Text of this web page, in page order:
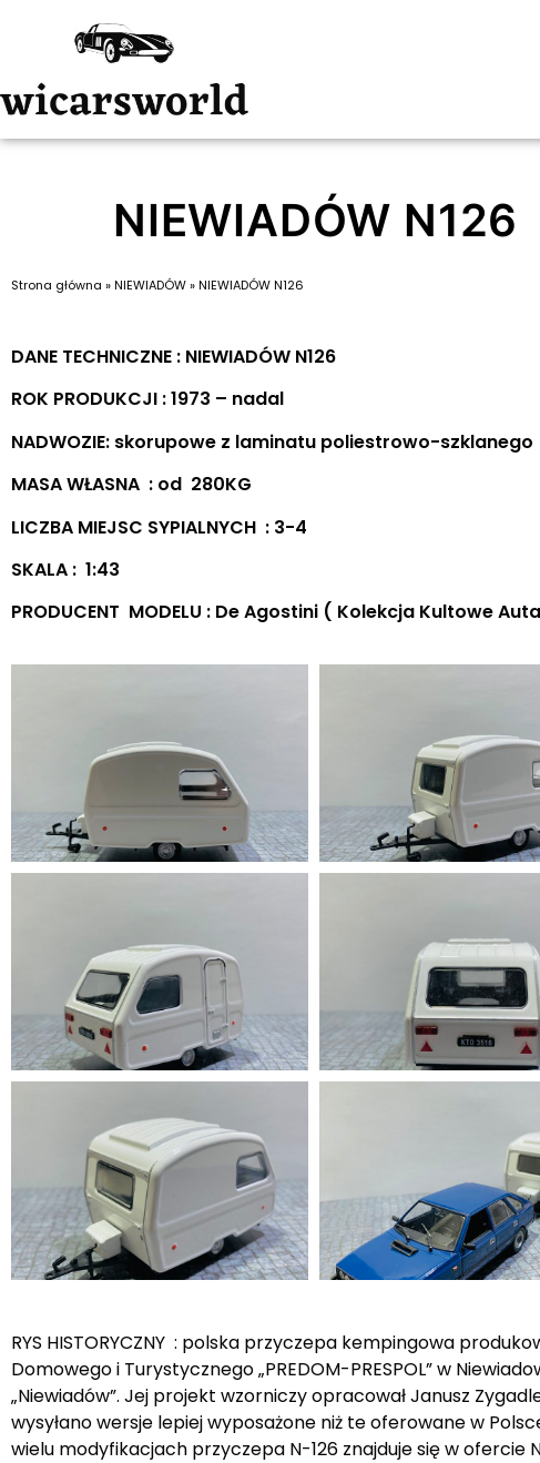
NIEWIADÓW N126
Strona główna »NIEWIADÓW»NIEWIADÓW N126
DANE TECHNICZNE : NIEWIADÓW N126
ROK PRODUKCJI : 1973 – nadal
NADWOZIE: skorupowe z laminatu poliestrowo-szklanego
MASA WŁASNA : od 280KG
LICZBA MIEJSC SYPIALNYCH : 3-4
SKALA : 1:43
PRODUCENT MODELU : De Agostini ( Kolekcja Kultowe
RYS HISTORYCZNY : polska przyczepa kempingowa
Domowego i Turystycznego „PREDOM-PRESPOL” w
„Niewiadów”. Jej projekt wzorniczy opracował Janusz
wysyłano wersje lepiej wyposażone niż te oferowane w
wielu modyfikacjach przyczepa N-126 znajduje się w ofercie